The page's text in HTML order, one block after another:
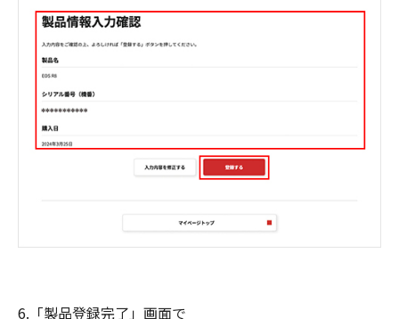
6.「製品登録完了」画面で